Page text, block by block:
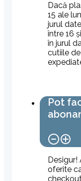
Dacă
15 ale
jurul
între 16
în jurul
cutiile
Pot
oferite